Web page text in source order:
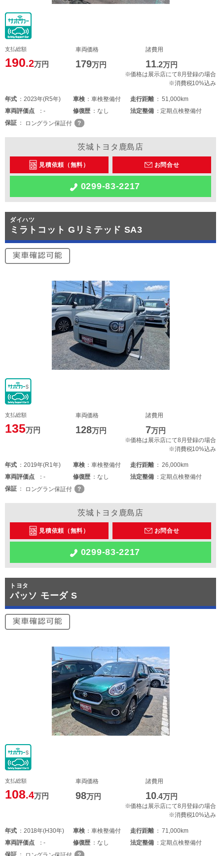
支払総額
190.2万円
車両価格
179万円
諸費用
11.2万円
※価格は展示店にて8月登録の場合
※消費税10%込み
年式 2023年(R5年) 車検 車検整備付 走行距離
51,000km
車両評価点 - 修復歴 なし 法定整備
定期点検整備付
保証
ロングラン保証付
茨城トヨタ鹿島店
見積依頼（無料） お問合せ
0299-83-2217
ダイハツ
ミラトコット Gリミテッド SA3
支払総額
135万円
車両価格
128万円
諸費用
7万円
※価格は展示店にて8月登録の場合
※消費税10%込み
年式 2019年(R1年) 車検 車検整備付 走行距離
26,000km
車両評価点 - 修復歴 なし 法定整備
定期点検整備付
保証
ロングラン保証付
茨城トヨタ鹿島店
見積依頼（無料） お問合せ
0299-83-2217
トヨタ
パッソ モーダ S
支払総額
108.4万円
車両価格
98万円
諸費用
10.4万円
※価格は展示店にて8月登録の場合
※消費税10%込み
年式 2018年(H30年) 車検 車検整備付 走行距離
71,000km
車両評価点 - 修復歴 なし 法定整備
定期点検整備付